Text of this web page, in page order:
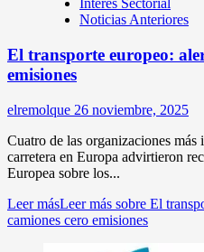
Interés Sectorial
Noticias Anteriores
El transporte europeo:
emisiones
elremolque 26 noviembre, 2025
Cuatro de las organizaciones
carretera en Europa advirtieron
Europea sobre los...
Leer másLeer más sobre El
camiones cero emisiones